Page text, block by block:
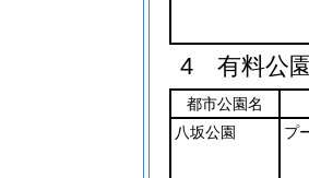
4 有料公
都市公園名
八坂公園
プ